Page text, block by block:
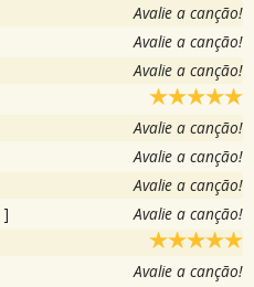
Avalie a canção!
Avalie a canção!
Avalie a canção!
Avalie a canção!
Avalie a canção!
Avalie a canção!
] Avalie a canção!
Avalie a canção!